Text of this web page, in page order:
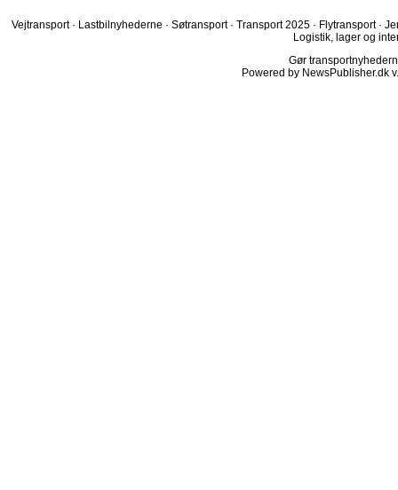
Vejtransport · Lastbilnyhederne · Søtransport · Transport 2025 · Flytransport ·
Logistik, lager og
Gør
Powered by NewsPublisher.dk